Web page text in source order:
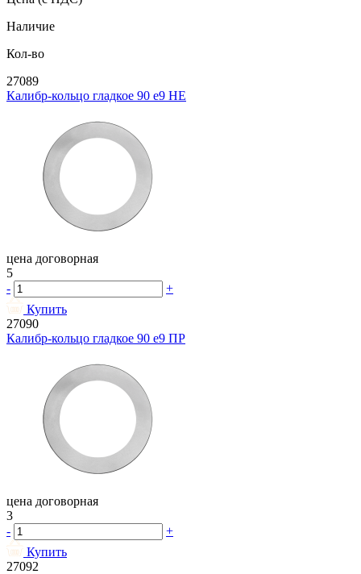
Наличие
Кол-во
27089
Калибр-кольцо гладкое 90 e9 НЕ
цена договорная
5
-
+
Купить
27090
Калибр-кольцо гладкое 90 e9 ПР
цена договорная
3
-
+
Купить
27092